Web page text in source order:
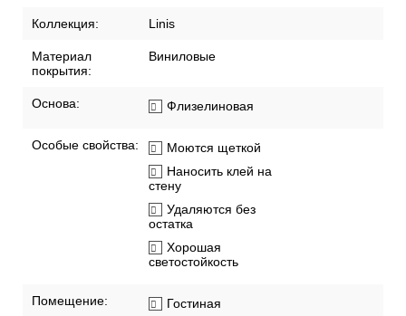
Коллекция: Linis
Материал
покрытия:
Виниловые
Основа: Флизелиновая
Особые свойства:
Моются щеткой
Наносить клей на
стену
Удаляются без
остатка
Хорошая
светостойкость
Помещение:
Гостиная